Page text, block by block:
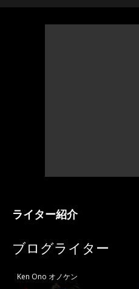
ライター紹介
ブログライター
Ken Ono オノケン